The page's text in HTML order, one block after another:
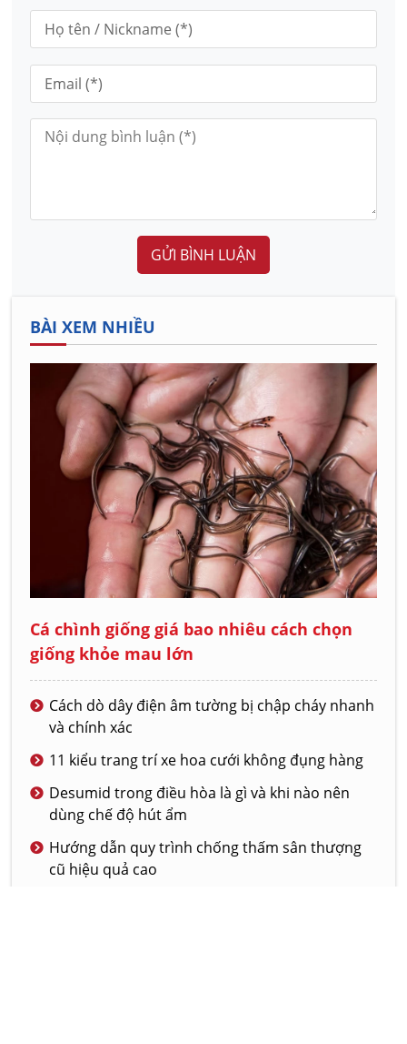
GỬI BÌNH LUẬN
BÀI XEM NHIỀU
Cá chình giống giá bao nhiêu cách chọn
giống khỏe mau lớn
Cách dò dây điện âm tường bị chập cháy nhanh
và chính xác
11 kiểu trang trí xe hoa cưới không đụng hàng
Desumid trong điều hòa là gì và khi nào nên
dùng chế độ hút ẩm
Hướng dẫn quy trình chống thấm sân thượng
cũ hiệu quả cao